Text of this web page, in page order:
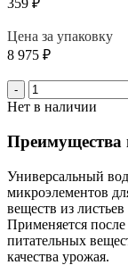
359 ₽
Цена за упаковку
8 975 ₽
-
Нет в наличии
Преимущества
Универсальный
микроэлементов
веществ из
Применяется после
питательных
качества урожая.